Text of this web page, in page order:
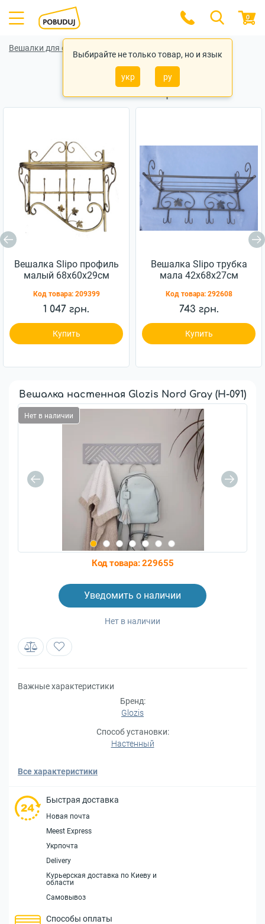
Выбирайте не только товар, но и язык
укр ру
0
Вешалки для одежды
Похожие товары
Вешалка Slipo профиль
малый 68x60x29см
Код товара: 209399
1 047 грн.
Купить
Вешалка Slipo трубка
мала 42x68x27см
Код товара: 292608
743 грн.
Купить
Вешалка настенная Glozis Nord Gray (H-091)
Нет в наличии
Код товара:229655
Нет в наличии
Уведомить о наличии
Важные характеристики
Бренд:
Glozis
Способ установки:
Настенный
Все характеристики
Быстрая доставка
Новая почта
Meest Express
Укрпочта
Delivery
Курьерская доставка по Киеву и
области
Самовывоз
Способы оплаты